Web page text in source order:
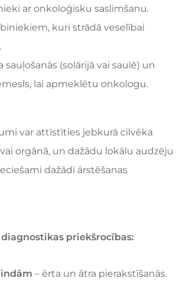
ar onkoloģisku saslimšanu.
kuri strādā veselībai
sauļošanās (solārijā vai saulē) un
lai apmeklētu onkologu.
var attīstīties jebkurā cilvēka
orgānā, un dažādu lokālu audzēju
dažādi ārstēšanas
priekšrocības:
– ērta un ātra pierakstīšanās.